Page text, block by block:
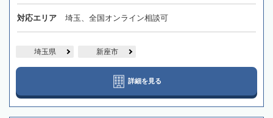
対応エリア 埼玉、全国オンライン相談可
埼玉県 新座市
詳細を見る